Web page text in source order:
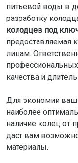
питьевой воды в
разработку
колодцев под
предоставляемая
лицам.
качества и
Для экономии
наиболее
наличие колец от
даст вам
материалы.